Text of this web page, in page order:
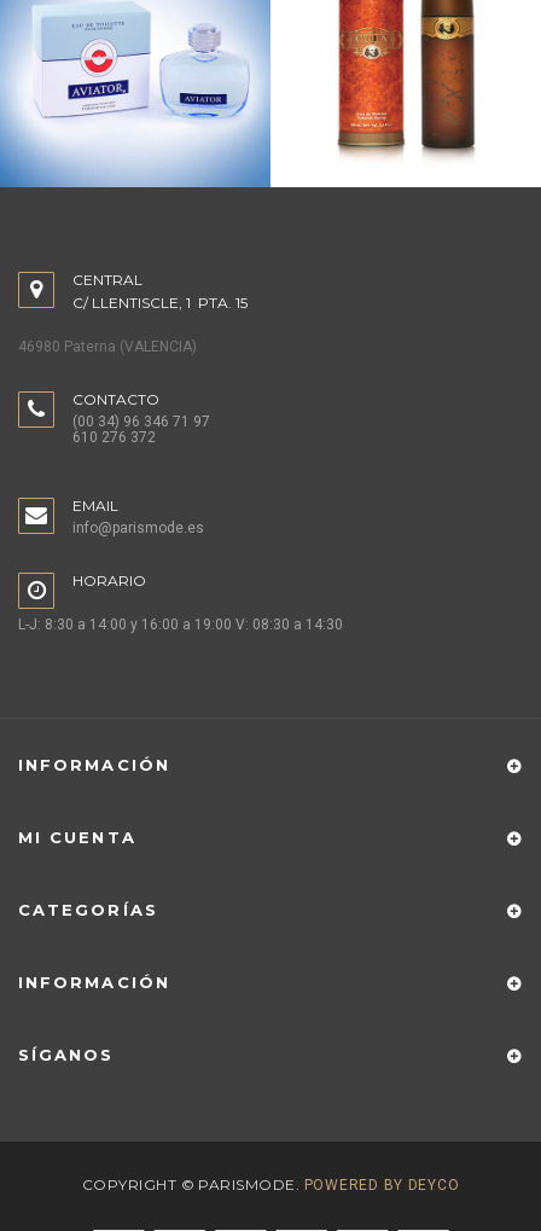
CENTRAL
C/ LLENTISCLE, 1 PTA. 15
46980 Paterna (VALENCIA)
CONTACTO
(00 34) 96 346 71 97
610 276 372
EMAIL
info@parismode.es
HORARIO
L-J: 8:30 a 14:00 y 16:00 a 19:00 V: 08:30 a 14:30
INFORMACIÓN
MI CUENTA
CATEGORÍAS
INFORMACIÓN
SÍGANOS
COPYRIGHT © PARISMODE. POWERED BY DEYCO